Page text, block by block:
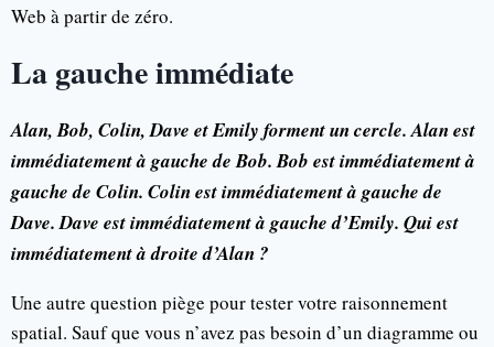
Web à partir de zéro.
La gauche immédiate
Alan, Bob, Colin, Dave et Emily forment un cercle. Alan est
immédiatement à gauche de Bob. Bob est immédiatement à
gauche de Colin. Colin est immédiatement à gauche de
Dave. Dave est immédiatement à gauche d’Emily. Qui est
immédiatement à droite d’Alan ?
Une autre question piège pour tester votre raisonnement
spatial. Sauf que vous n’avez pas besoin d’un diagramme ou